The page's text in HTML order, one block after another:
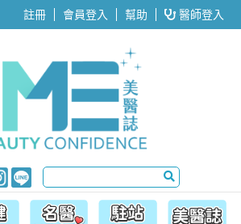
註冊 會員登入 幫助 醫師登入